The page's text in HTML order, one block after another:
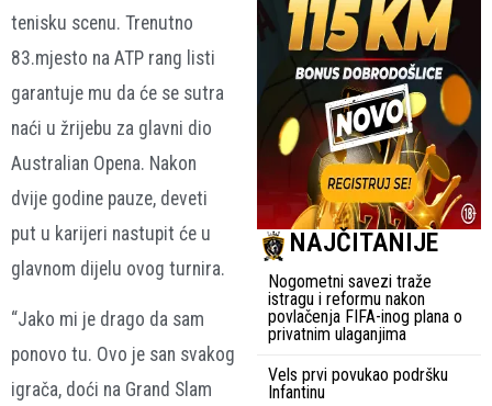
tenisku scenu. Trenutno
83.mjesto na ATP rang listi
garantuje mu da će se sutra
naći u žrijebu za glavni dio
Australian Opena. Nakon
dvije godine pauze, deveti
put u karijeri nastupit će u
glavnom dijelu ovog turnira.
“Jako mi je drago da sam
ponovo tu. Ovo je san svakog
igrača, doći na Grand Slam
NAJČITANIJE
Nogometni savezi traže
istragu i reformu nakon
povlačenja FIFA-inog plana o
privatnim ulaganjima
Vels prvi povukao podršku
Infantinu